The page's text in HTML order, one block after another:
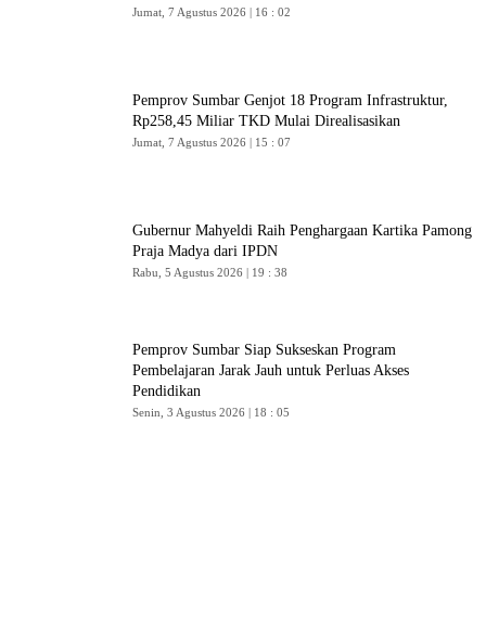
Jumat, 7 Agustus 2026 | 16 : 02
Pemprov Sumbar Genjot 18 Program Infrastruktur,
Rp258,45 Miliar TKD Mulai Direalisasikan
Jumat, 7 Agustus 2026 | 15 : 07
Gubernur Mahyeldi Raih Penghargaan Kartika Pamong
Praja Madya dari IPDN
Rabu, 5 Agustus 2026 | 19 : 38
Pemprov Sumbar Siap Sukseskan Program
Pembelajaran Jarak Jauh untuk Perluas Akses
Pendidikan
Senin, 3 Agustus 2026 | 18 : 05